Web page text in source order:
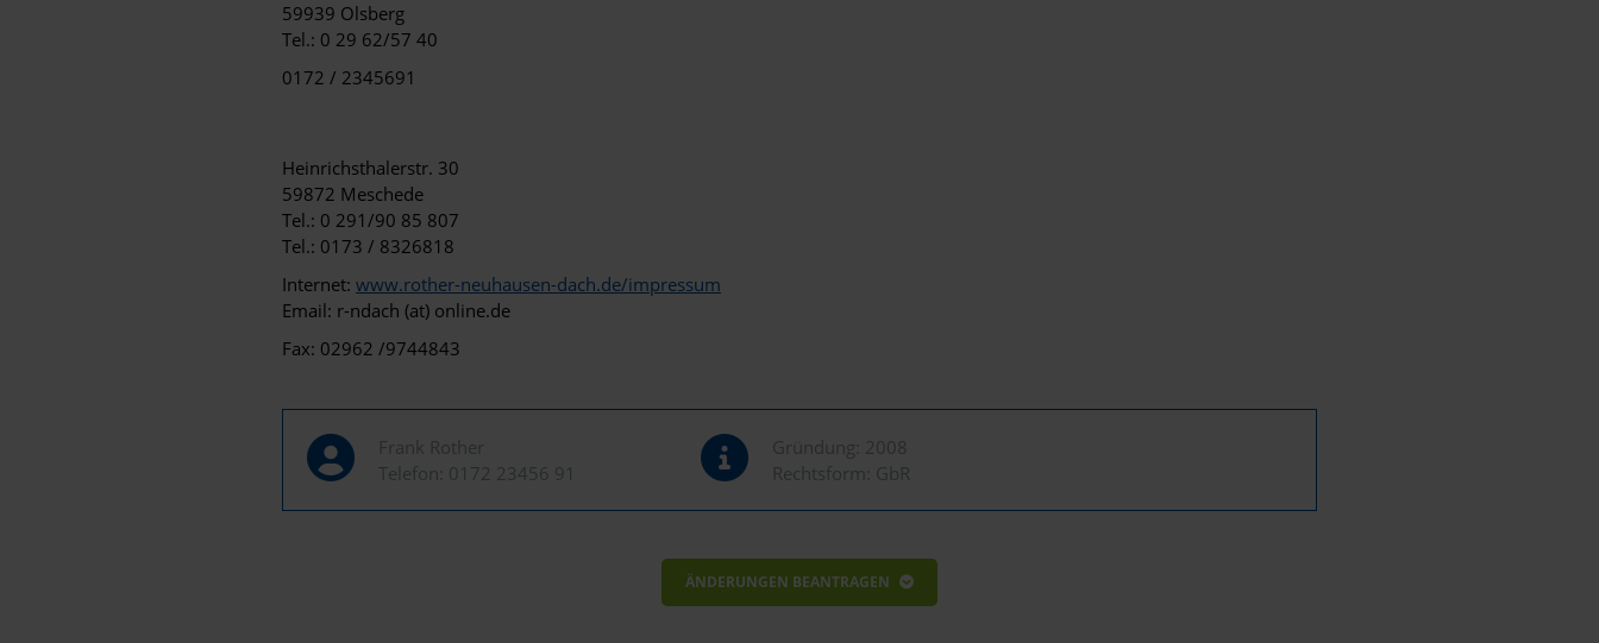
59939 Olsberg
Tel.: 0 29 62/57 40
0172 / 2345691
Heinrichsthalerstr. 30
59872 Meschede
Tel.: 0 291/90 85 807
Tel.: 0173 / 8326818
Internet: www.rother-neuhausen-dach.de/impressum
Email: r-ndach (at) online.de
Fax: 02962 /9744843
Frank Rother
Telefon: 0172 23456 91
Gründung: 2008
Rechtsform: GbR
ÄNDERUNGEN BEANTRAGEN